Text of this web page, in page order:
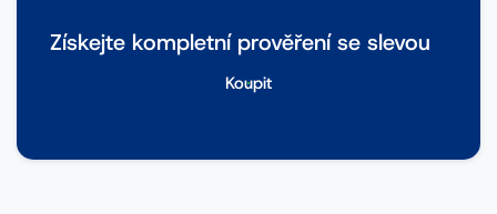
Získejte kompletní prověření se slevou
Koupit